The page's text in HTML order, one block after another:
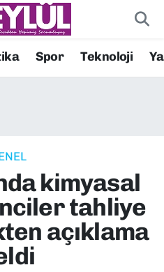
Spor Teknoloji
kimyasal
tahliye
açıklama
ve Fikstür